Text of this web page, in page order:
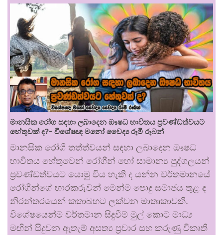
මානසික රෝග සඳහා ලබාදෙන ඖෂධ භාවිතය ප්‍රචණ්ඩත්වයට
හේතුවක් ද?- විශේෂඥ මනෝ වෛද්‍ය රූමි රූබන්
මානසික රෝගී තත්ත්වයන් සඳහා ලබාදෙන ඖෂධ
භාවිතය හේතුවෙන් රෝගීන් හෝ සාමාන්‍ය පුද්ගලයන්
ප්‍රචණ්ඩත්වයට යොමු විය හැකි ද යන්න වර්තමානයේ
රෝගීන්ගේ භාරකරුවන් මෙන්ම පොදු සමාජය තුළ ද
නිරන්තරයෙන් කතාබහට ලක්වන මාතෘකාවකි.
විශේෂයෙන්ම වර්තමාන සිදුවීම් මුල් කොට මාධ්‍ය
මඟින් සිදුවන ඇතැම් අසත්‍ය ප්‍රචාර සහ කරුණු විකෘති